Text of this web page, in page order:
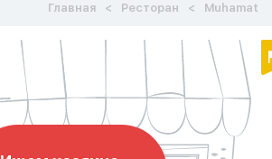
Главная Ресторан Muhamat